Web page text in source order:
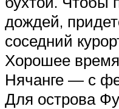
дождей,
соседний
Хорошее
Нячанге — с
Для острова